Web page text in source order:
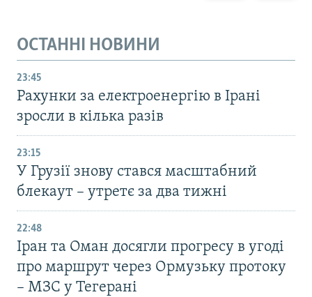
ОСТАННІ НОВИНИ
23:45
Рахунки за електроенергію в Ірані
зросли в кілька разів
23:15
У Грузії знову стався масштабний
блекаут – утретє за два тижні
22:48
Іран та Оман досягли прогресу в угоді
про маршрут через Ормузьку протоку
– МЗС у Тегерані